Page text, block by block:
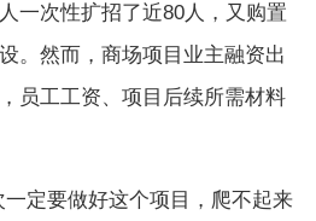
一次性扩招了近80人，又购置
。然而，商场项目业主融资出
员工工资、项目后续所需材料
定要做好这个项目，爬不起来